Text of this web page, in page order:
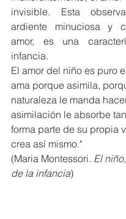
invisible. Esta
ardiente minuciosa y
amor, es una
infancia.
El amor del niño es puro
ama porque asimila,
naturaleza le manda
asimilación le absorbe
forma parte de su propia
crea así mismo."
(Maria Montessori. El
de la infancia)